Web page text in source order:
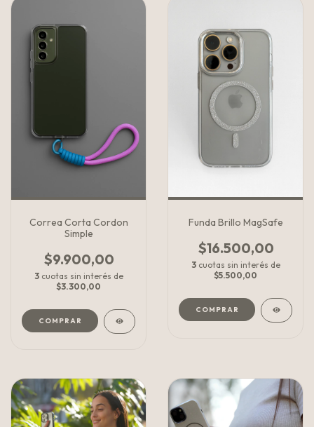
Correa Corta Cordon
Simple
$9.900,00
3 cuotas sin interés de
$3.300,00
COMPRAR
Funda Brillo MagSafe
$16.500,00
3 cuotas sin interés de
$5.500,00
COMPRAR